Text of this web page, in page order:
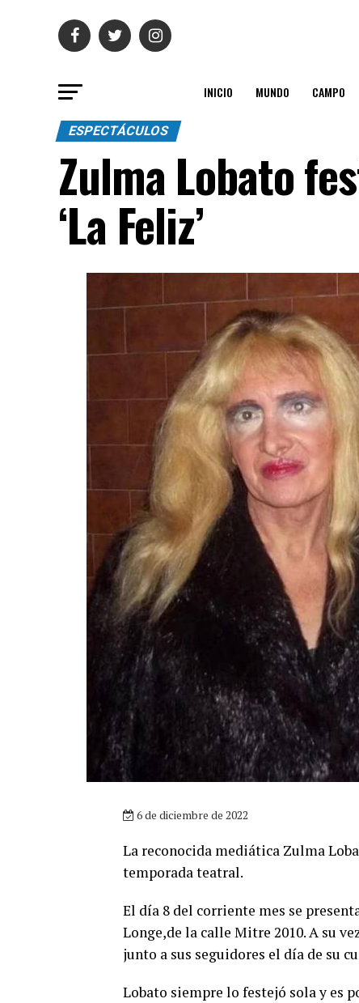
INICIO MUNDO CAMPO
ESPECTÁCULOS
Zulma Lobato
‘La Feliz’
6 de diciembre de 2022
La reconocida mediática Zulma
temporada teatral.
El día 8 del corriente mes se
Longe,de la calle Mitre 2010. A su
junto a sus seguidores el día de su
Lobato siempre lo festejó sola y es